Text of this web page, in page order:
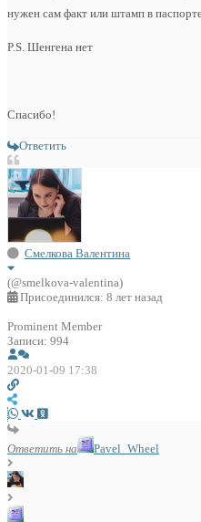
нужен сам факт или штамп в
P.S. Шенгена нет
Спасибо!
Ответить
Смелкова Валентина
(@smelkova-valentina)
Присоединился: 8 лет назад
Prominent Member
Записи: 994
2020-01-09 17:38
Ответить на Pavel_Wheel